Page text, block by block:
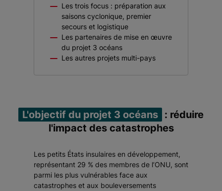
Les trois focus : préparation aux
saisons cyclonique, premier
secours et logistique
Les partenaires de mise en œuvre
du projet 3 océans
Les autres projets multi-pays
L'objectif du projet 3 océans : réduire
l'impact des catastrophes
Les petits États insulaires en développement,
représentant 29 % des membres de l’ONU, sont
parmi les plus vulnérables face aux
catastrophes et aux bouleversements